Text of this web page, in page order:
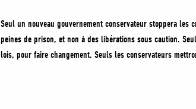
Seul un nouveau gouvernement conservateur stoppera
peines de prison, et non à des libérations sous caution.
lois, pour faire changement. Seuls les conservateurs